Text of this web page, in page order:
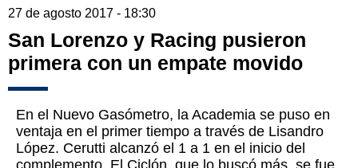
27 de agosto 2017 - 18:30
San Lorenzo y Racing pusieron
primera con un empate movido
En el Nuevo Gasómetro, la Academia se puso en
ventaja en el primer tiempo a través de Lisandro
López. Cerutti alcanzó el 1 a 1 en el inicio del